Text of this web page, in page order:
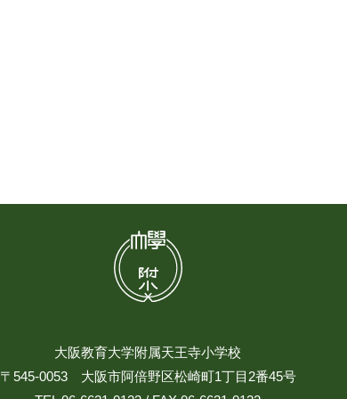
大阪教育大学附属天王寺小学校
〒545-0053 大阪市阿倍野区松崎町1丁目2番45号